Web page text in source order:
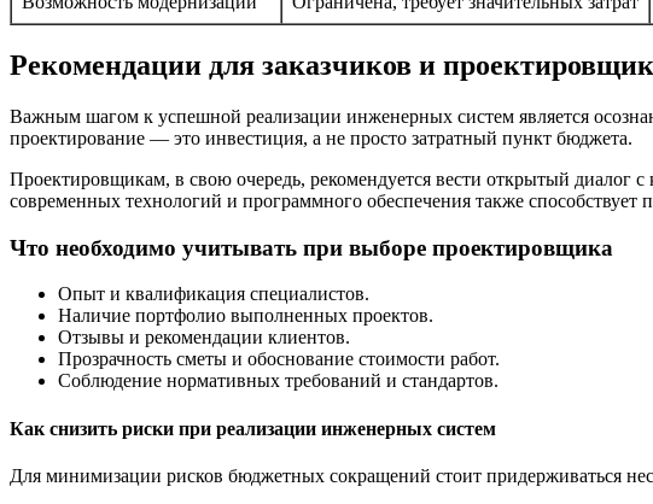
Рекомендации для заказчиков и
Важным шагом к успешной реализации инженерных систем является
проектирование — это инвестиция, а не просто затратный пункт бюджета.
Проектировщикам, в свою очередь, рекомендуется вести открытый диалог
современных технологий и программного обеспечения также способствует
Что необходимо учитывать при выборе проектировщика
Опыт и квалификация специалистов.
Наличие портфолио выполненных проектов.
Отзывы и рекомендации клиентов.
Прозрачность сметы и обоснование стоимости работ.
Соблюдение нормативных требований и стандартов.
Как снизить риски при реализации инженерных систем
Для минимизации рисков бюджетных сокращений стоит придерживаться